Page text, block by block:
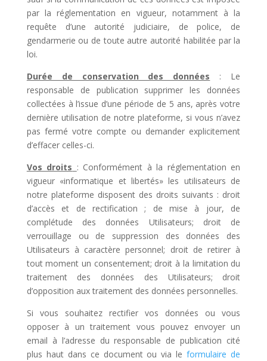
par la réglementation en vigueur, notamment à la
requête d’une autorité judiciaire, de police, de
gendarmerie ou de toute autre autorité habilitée par la
loi.
Durée de conservation des données : Le
responsable de publication supprimer les données
collectées à l’issue d’une période de 5 ans, après votre
dernière utilisation de notre plateforme, si vous n’avez
pas fermé votre compte ou demander explicitement
d’effacer celles-ci.
Vos droits : Conformément à la réglementation en
vigueur «informatique et libertés» les utilisateurs de
notre plateforme disposent des droits suivants : droit
d’accès et de rectification ; de mise à jour, de
complétude des données Utilisateurs; droit de
verrouillage ou de suppression des données des
Utilisateurs à caractère personnel; droit de retirer à
tout moment un consentement; droit à la limitation du
traitement des données des Utilisateurs; droit
d’opposition aux traitement des données personnelles.
Si vous souhaitez rectifier vos données ou vous
opposer à un traitement vous pouvez envoyer un
email à l’adresse du responsable de publication cité
plus haut dans ce document ou via leformulaire de